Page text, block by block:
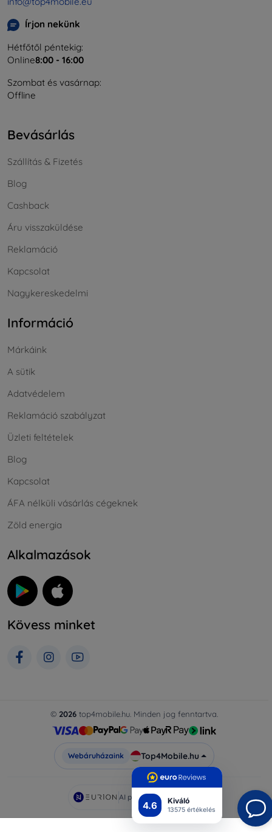
4.6 Kiváló
13575 értékelés
Írjon nekünk
Hétfőtől péntekig:
Online8:00 - 16:00
Szombat és vasárnap:
Offline
Bevásárlás
Szállítás & Fizetés
Blog
Cashback
Áru visszaküldése
Reklamáció
Kapcsolat
Nagykereskedelmi
Információ
Márkáink
A sütik
Adatvédelem
Reklamáció szabályzat
Üzleti feltételek
Blog
Kapcsolat
ÁFA nélküli vásárlás cégeknek
Zöld energia
Alkalmazások
Kövess minket
© 2026 top4mobile.hu. Minden jog fenntartva.
Webáruházaink Top4Mobile.hu
AI powered byEurion